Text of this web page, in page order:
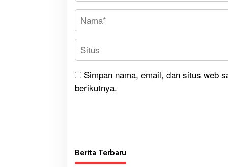
Simpan nama, email, dan situs web
berikutnya.
Berita Terbaru